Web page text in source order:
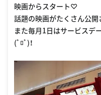
映画からスタート♡
話題の映画がたくさん公開
また毎月1日はサービスデ
(ﾟﾛﾟ)！